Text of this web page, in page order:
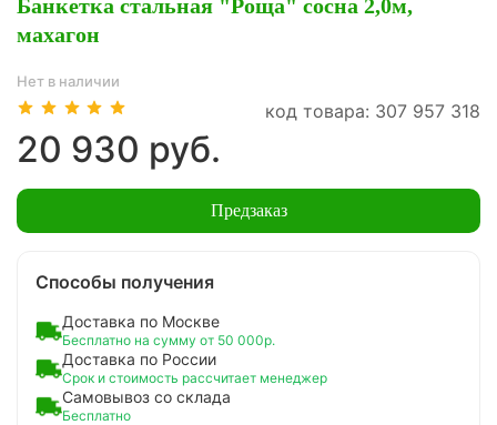
Банкетка стальная "Роща" сосна 2,0м,
махагон
Нет в наличии
код товара: 307 957 318
20 930 руб.
Предзаказ
Способы получения
Доставка по Москве
Бесплатно на сумму от 50 000р.
Доставка по России
Срок и стоимость рассчитает менеджер
Самовывоз со склада
Бесплатно